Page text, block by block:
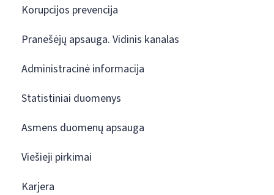
Korupcijos prevencija
Pranešėjų apsauga. Vidinis kanalas
Administracinė informacija
Statistiniai duomenys
Asmens duomenų apsauga
Viešieji pirkimai
Karjera